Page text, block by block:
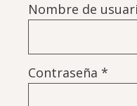
Nombre de
Contraseña*